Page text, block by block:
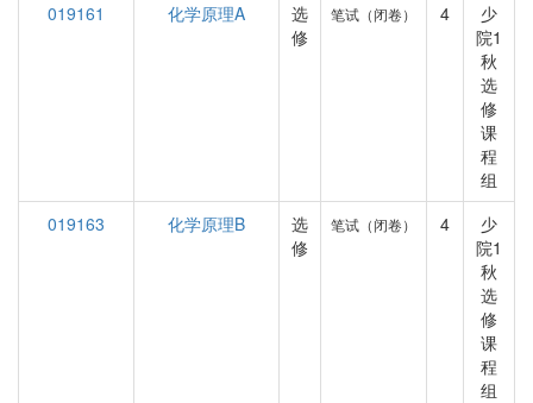
019161
化学原理A
选
修
笔试（闭卷） 4
少
院1
秋
选
修
课
程
组
019163
化学原理B
选
修
笔试（闭卷） 4
少
院1
秋
选
修
课
程
组